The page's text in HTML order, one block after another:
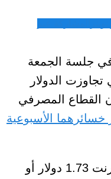
في جلسة الجمعة
الدولار
القطاع المصرفي
خسائرهما الأسبوعية
وانخفضت العقود الآجلة لخام برنت 1.73 دولار أو